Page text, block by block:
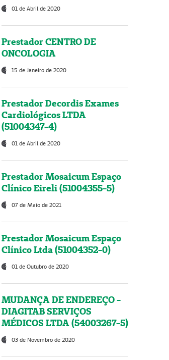
01 de Abril de 2020
Prestador CENTRO DE
ONCOLOGIA
15 de Janeiro de 2020
Prestador Decordis Exames
Cardiológicos LTDA
(51004347-4)
01 de Abril de 2020
Prestador Mosaicum Espaço
Clínico Eireli (51004355-5)
07 de Maio de 2021
Prestador Mosaicum Espaço
Clínico Ltda (51004352-0)
01 de Outubro de 2020
MUDANÇA DE ENDEREÇO -
DIAGITAB SERVIÇOS
MÉDICOS LTDA (54003267-5)
03 de Novembro de 2020